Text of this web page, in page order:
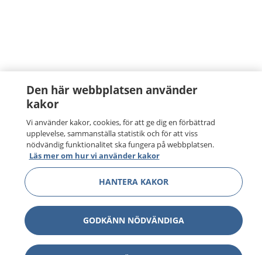
Den här webbplatsen använder
kakor
Vi använder kakor, cookies, för att ge dig en förbättrad
upplevelse, sammanställa statistik och för att viss
nödvändig funktionalitet ska fungera på webbplatsen.
Läs mer om hur vi använder kakor
HANTERA KAKOR
GODKÄNN NÖDVÄNDIGA